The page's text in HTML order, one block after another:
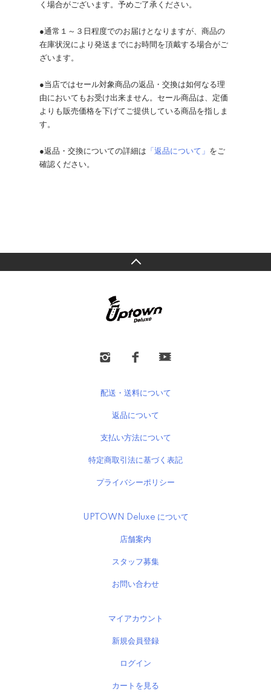
く場合がございます。予めご了承ください。
●通常１～３日程度でのお届けとなりますが、商品の
在庫状況により発送までにお時間を頂戴する場合がご
ざいます。
●当店ではセール対象商品の返品・交換は如何なる理
由においてもお受け出来ません。セール商品は、定価
よりも販売価格を下げてご提供している商品を指しま
す。
●返品・交換についての詳細は 「返品について」 をご
確認ください。
配送・送料について
返品について
支払い方法について
特定商取引法に基づく表記
プライバシーポリシー
UPTOWN Deluxe について
店舗案内
スタッフ募集
お問い合わせ
マイアカウント
新規会員登録
ログイン
カートを見る